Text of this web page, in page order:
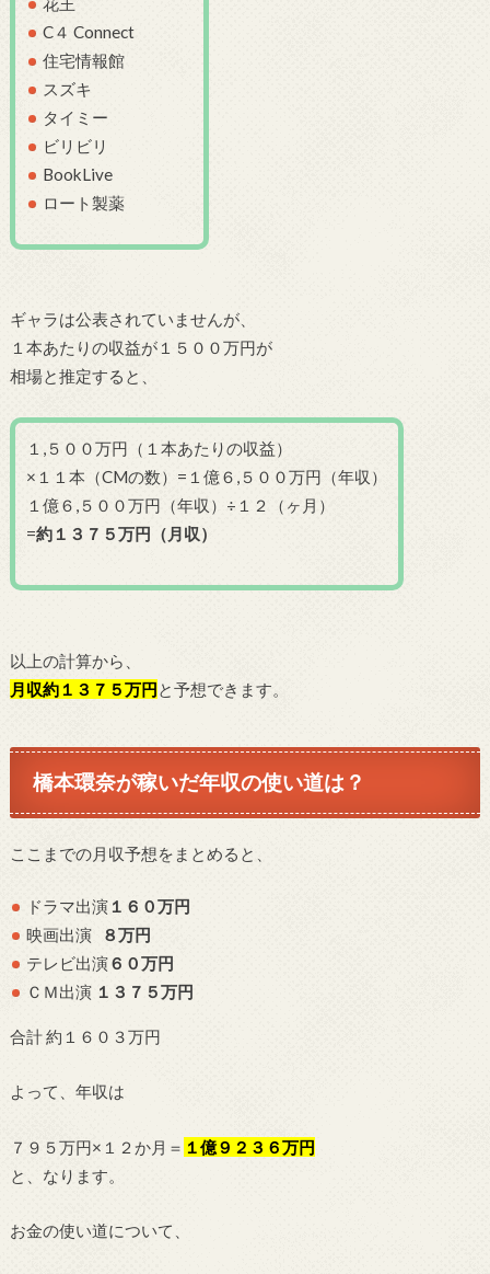
C４ Connect
住宅情報館
スズキ
タイミー
ビリビリ
BookLive
ロート製薬
ギャラは公表されていませんが、
１本あたりの収益が１５００万円が
相場と推定すると、
１,５００万円（１本あたりの収益）
×１１本（CMの数）=１億６,５００万円（年収）
１億６,５００万円（年収）÷１２（ヶ月）
=約１３７５万円（月収）
以上の計算から、
月収約１３７５万円と予想できます。
橋本環奈が稼いだ年収の使い道は？
ここまでの月収予想をまとめると、
ドラマ出演 １６０万円
映画出演
８万円
テレビ出演６０万円
ＣＭ出演 １３７５万円
合計 約１６０３万円
よって、年収は
７９５万円×１２か月＝ １億９２３６万円
と、なります。
お金の使い道について、